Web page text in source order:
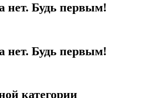
нет. Будь первым!
нет. Будь первым!
категории